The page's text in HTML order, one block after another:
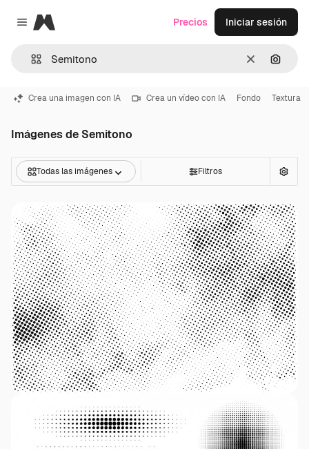
Close menu
Magnific
Borrar
Precios Iniciar sesión
Crea una imagen con IA Crea un vídeo con IA Fondo Textura
Imágenes de Semitono
Todas las imágenes Filtros